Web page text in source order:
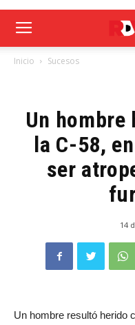
Inicio Sucesos
Un
la C-58,
ser
14
Un hombre resultó herido